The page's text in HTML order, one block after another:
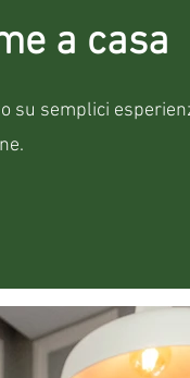
a casa
su semplici